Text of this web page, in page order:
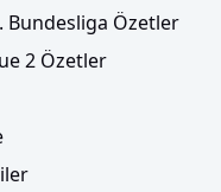
Bundesliga Özetler
2 Özetler